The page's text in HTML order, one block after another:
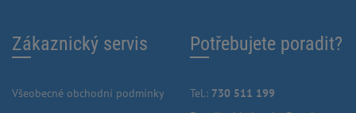
Zákaznický servis
Všeobecné obchodní podmínky
Potřebujete poradit?
Tel.: 730 511 199